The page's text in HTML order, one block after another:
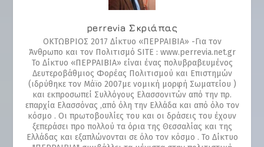
perrevia Σκριάπας
ΟΚΤΩΒΡΙΟΣ 2017 Δίκτυο «ΠΕΡΡΑΙΒΙΑ» -Για τον
Άνθρωπο και τον Πολιτισμό SITE : www.perrevia.net.gr
Το Δίκτυο «ΠΕΡΡΑΙΒΙΑ» είναι ένας πολυβραβευμένος
Δευτεροβάθμιος Φορέας Πολιτισμού και Επιστημών
(ιδρύθηκε τον Μάϊο 2007με νομική μορφή Σωματείου )
και εκπροσωπεί Συλλόγους Ελασσονιτών από την πρ.
επαρχία Ελασσόνας ,από όλη την Ελλάδα και από όλο τον
κόσμο . Οι πρωτοβουλίες του και οι δράσεις του έχουν
ξεπεράσει προ πολλού τα όρια της Θεσσαλίας και της
Ελλάδας και εξαπλώνονται σε όλο τον κόσμο . Το Δίκτυο